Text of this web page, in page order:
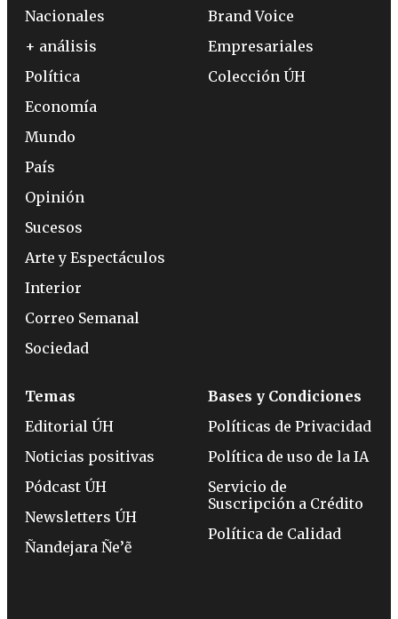
Nacionales
+ análisis
Política
Economía
Mundo
País
Opinión
Sucesos
Arte y Espectáculos
Interior
Correo Semanal
Sociedad
Brand Voice
Empresariales
Colección ÚH
Temas
Editorial ÚH
Noticias positivas
Pódcast ÚH
Newsletters ÚH
Ñandejara Ñe’ẽ
Bases y Condiciones
Políticas de Privacidad
Política de uso de la IA
Servicio de
Suscripción a Crédito
Política de Calidad